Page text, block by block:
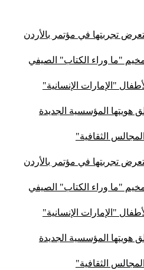
تجربتها في مؤتمر بالأردن
"ما وراء الكتاب" الصيفي
هويتها المؤسسية الجديدة
الثقافية"
تجربتها في مؤتمر بالأردن
"ما وراء الكتاب" الصيفي
هويتها المؤسسية الجديدة
الثقافية"